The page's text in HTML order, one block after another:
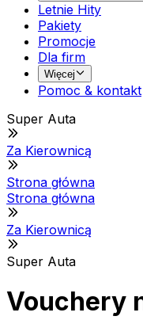
Letnie Hity
Pakiety
Promocje
Dla firm
Więcej
Pomoc & kontakt
Super Auta
Za Kierownicą
Strona główna
Strona główna
Za Kierownicą
Super Auta
Vouchery